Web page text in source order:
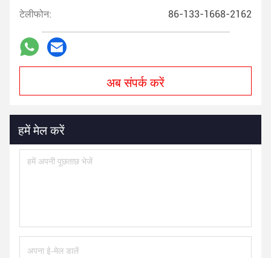
टेलीफोन: 86-133-1668-2162
अब संपर्क करें
हमें मेल करें